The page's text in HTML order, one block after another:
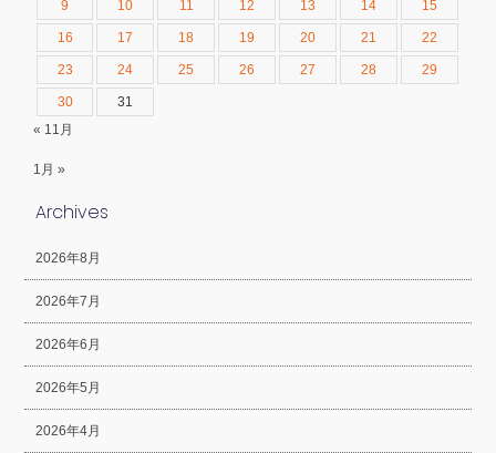
9 10 11 12 13 14 15
16 17 18 19 20 21 22
23 24 25 26 27 28 29
30
31
« 11月
1月 »
Archives
2026年8月
2026年7月
2026年6月
2026年5月
2026年4月